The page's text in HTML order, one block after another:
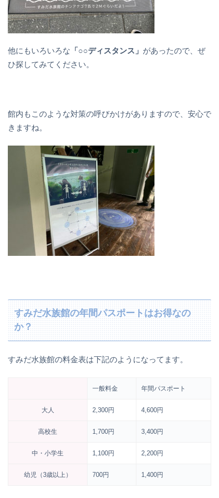
他にもいろいろな 「○○ディスタンス」 があったので、ぜ
ひ探してみてください。
館内もこのような対策の呼びかけがありますので、安心で
きますね。
すみだ水族館の年間パスポートはお得なの
か？
すみだ水族館の料金表は下記のようになってます。
一般料金 年間パスポート
大人 2,300円 4,600円
高校生 1,700円 3,400円
中・小学生 1,100円 2,200円
幼児（3歳以上） 700円 1,400円